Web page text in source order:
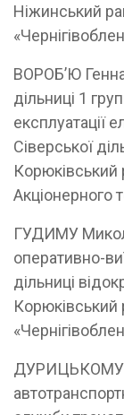
Ніжинський
ВОРОБ’Ю
дільниці 1
Сіверської
Акціонерного
ГУДИМУ
оперативно-
дільниці
ДУРИЦЬКОМУ